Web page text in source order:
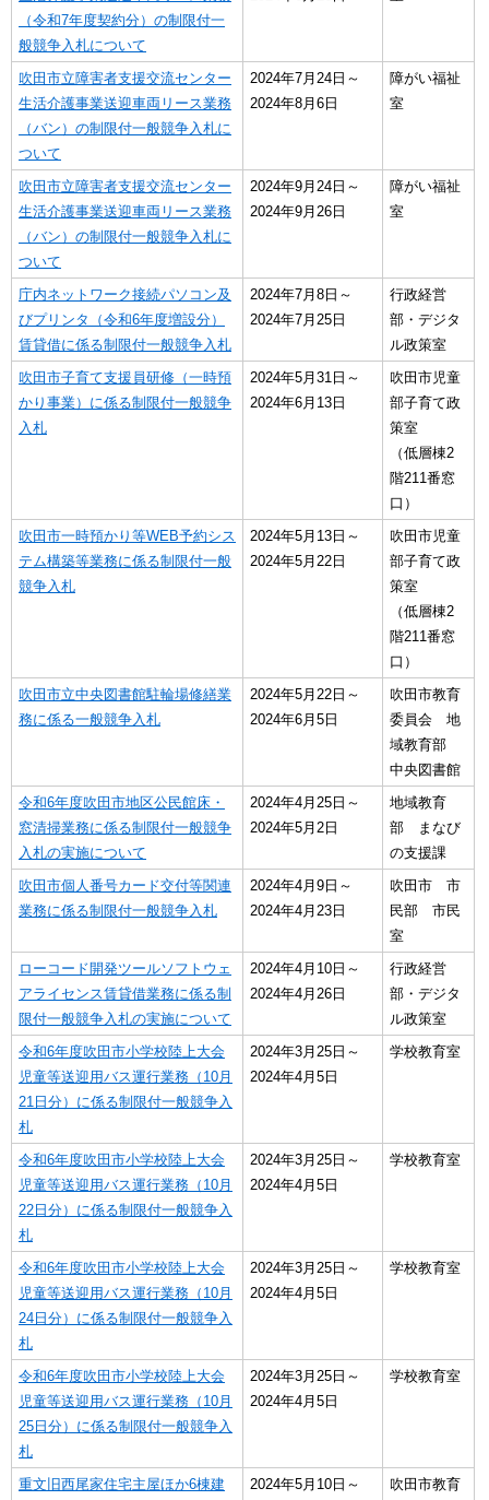
（令和7年度契約分）の制限付一
般競争入札について
吹田市立障害者支援交流センター
生活介護事業送迎車両リース業務
（バン）の制限付一般競争入札に
ついて
2024年7月24日～
2024年8月6日
障がい福祉
室
吹田市立障害者支援交流センター
生活介護事業送迎車両リース業務
（バン）の制限付一般競争入札に
ついて
2024年9月24日～
2024年9月26日
障がい福祉
室
庁内ネットワーク接続パソコン及
びプリンタ（令和6年度増設分）
賃貸借に係る制限付一般競争入札
2024年7月8日～
2024年7月25日
行政経営
部・デジタ
ル政策室
吹田市子育て支援員研修（一時預
かり事業）に係る制限付一般競争
入札
2024年5月31日～
2024年6月13日
吹田市児童
部子育て政
策室
（低層棟2
階211番窓
口）
吹田市一時預かり等WEB予約シス
テム構築等業務に係る制限付一般
競争入札
2024年5月13日～
2024年5月22日
吹田市児童
部子育て政
策室
（低層棟2
階211番窓
口）
吹田市立中央図書館駐輪場修繕業
務に係る一般競争入札
2024年5月22日～
2024年6月5日
吹田市教育
委員会 地
域教育部
中央図書館
令和6年度吹田市地区公民館床・
窓清掃業務に係る制限付一般競争
入札の実施について
2024年4月25日～
2024年5月2日
地域教育
部 まなび
の支援課
吹田市個人番号カード交付等関連
業務に係る制限付一般競争入札
2024年4月9日～
2024年4月23日
吹田市 市
民部 市民
室
ローコード開発ツールソフトウェ
アライセンス賃貸借業務に係る制
限付一般競争入札の実施について
2024年4月10日～
2024年4月26日
行政経営
部・デジタ
ル政策室
令和6年度吹田市小学校陸上大会
児童等送迎用バス運行業務（10月
21日分）に係る制限付一般競争入
札
2024年3月25日～
2024年4月5日
学校教育室
令和6年度吹田市小学校陸上大会
児童等送迎用バス運行業務（10月
22日分）に係る制限付一般競争入
札
2024年3月25日～
2024年4月5日
学校教育室
令和6年度吹田市小学校陸上大会
児童等送迎用バス運行業務（10月
24日分）に係る制限付一般競争入
札
2024年3月25日～
2024年4月5日
学校教育室
令和6年度吹田市小学校陸上大会
児童等送迎用バス運行業務（10月
25日分）に係る制限付一般競争入
札
2024年3月25日～
2024年4月5日
学校教育室
重文旧西尾家住宅主屋ほか6棟建
2024年5月10日～
吹田市教育